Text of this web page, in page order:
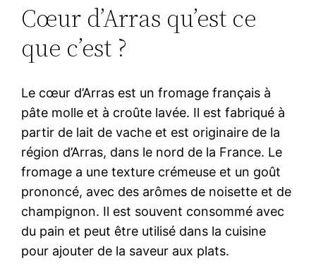
Cœur d’Arras qu’est ce
que c’est ?
Le cœur d’Arras est un fromage français à
pâte molle et à croûte lavée. Il est fabriqué à
partir de lait de vache et est originaire de la
région d’Arras, dans le nord de la France. Le
fromage a une texture crémeuse et un goût
prononcé, avec des arômes de noisette et de
champignon. Il est souvent consommé avec
du pain et peut être utilisé dans la cuisine
pour ajouter de la saveur aux plats.